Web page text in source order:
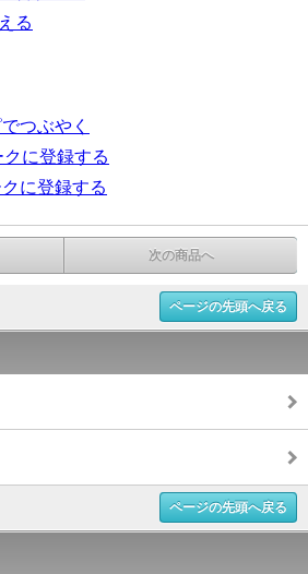
る
つぶやく
に登録する
に登録する
次の商品へ
ページの先頭へ戻る
ページの先頭へ戻る